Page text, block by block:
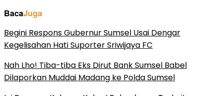
BacaJuga
Begini Respons Gubernur Sumsel Usai Dengar
Kegelisahan Hati Suporter Sriwijaya FC
Nah Lho! Tiba-tiba Eks Dirut Bank Sumsel Babel
Dilaporkan Muddai Madang ke Polda Sumsel